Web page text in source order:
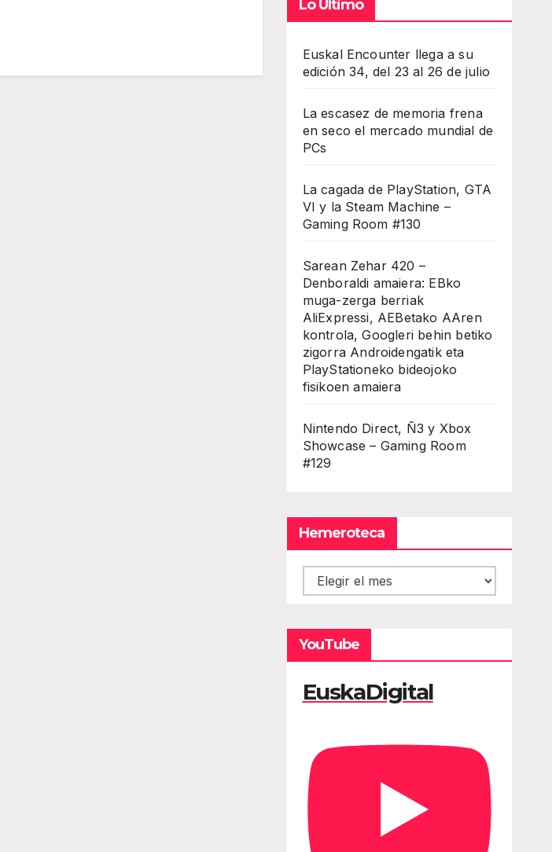
Lo Último
Euskal Encounter llega a su
edición 34, del 23 al 26 de julio
La escasez de memoria frena
en seco el mercado mundial de
PCs
La cagada de PlayStation, GTA
VI y la Steam Machine –
Gaming Room #130
Sarean Zehar 420 –
Denboraldi amaiera: EBko
muga-zerga berriak
AliExpressi, AEBetako AAren
kontrola, Googleri behin betiko
zigorra Androidengatik eta
PlayStationeko bideojoko
fisikoen amaiera
Nintendo Direct, Ñ3 y Xbox
Showcase – Gaming Room
#129
Hemeroteca
Hemeroteca
YouTube
EuskaDigital